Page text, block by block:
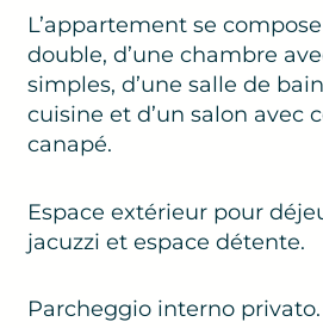
L’appartement se
double, d’une chambre
simples, d’une salle de
cuisine et d’un salon avec
canapé.
Espace extérieur pour
jacuzzi et espace détente.
Parcheggio interno privato.